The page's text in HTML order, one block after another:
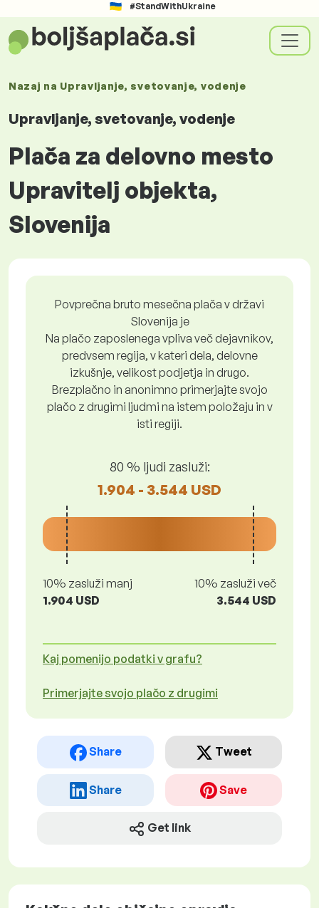
#StandWithUkraine
Nazaj na Upravljanje, svetovanje, vodenje
Upravljanje, svetovanje, vodenje
Plača za delovno mesto
Upravitelj objekta,
Slovenija
Povprečna bruto mesečna plača v državi
Slovenija je
Na plačo zaposlenega vpliva več dejavnikov,
predvsem regija, v kateri dela, delovne
izkušnje, velikost podjetja in drugo.
Brezplačno in anonimno primerjajte svojo
plačo z drugimi ljudmi na istem položaju in v
isti regiji.
80 % ljudi zasluži:
1.904 - 3.544 USD
10% zasluži manj
1.904 USD
10% zasluži več
3.544 USD
Kaj pomenijo podatki v grafu?
Primerjajte svojo plačo z drugimi
Share Tweet
Share Save
Get link